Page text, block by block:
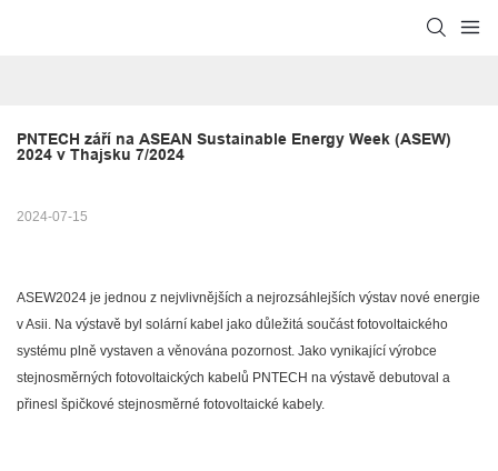
PNTECH září na ASEAN Sustainable Energy Week (ASEW)
2024 v Thajsku 7/2024
2024-07-15
ASEW2024 je jednou z nejvlivnějších a nejrozsáhlejších výstav nové energie
v Asii. Na výstavě byl solární kabel jako důležitá součást fotovoltaického
systému plně vystaven a věnována pozornost. Jako vynikající výrobce
stejnosměrných fotovoltaických kabelů PNTECH na výstavě debutoval a
přinesl špičkové stejnosměrné fotovoltaické kabely.